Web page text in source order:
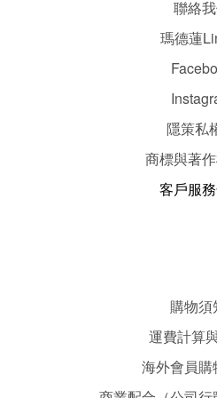
聯絡
瑪德蓮
隱策私
商標與著
客戶服
購物須
運費計算
海外會員購